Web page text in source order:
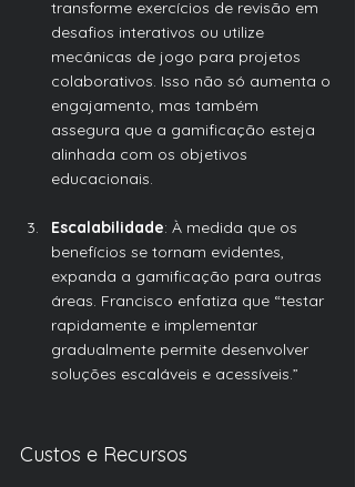
transforme exercícios de revisão em
desafios interativos ou utilize
mecânicas de jogo para projetos
colaborativos. Isso não só aumenta o
engajamento, mas também
assegura que a gamificação esteja
alinhada com os objetivos
educacionais.
Escalabilidade: À medida que os
benefícios se tornam evidentes,
expanda a gamificação para outras
áreas. Francisco enfatiza que “testar
rapidamente e implementar
gradualmente permite desenvolver
soluções escaláveis e acessíveis.”
Custos e Recursos